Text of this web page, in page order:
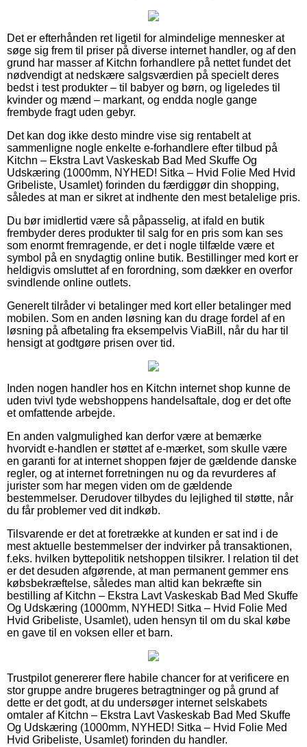
Det er efterhånden ret ligetil for almindelige mennesker at
søge sig frem til priser på diverse internet handler, og af den
grund har masser af Kitchn forhandlere på nettet fundet det
nødvendigt at nedskære salgsværdien på specielt deres
bedst i test produkter – til babyer og børn, og ligeledes til
kvinder og mænd – markant, og endda nogle gange
frembyde fragt uden gebyr.
Det kan dog ikke desto mindre vise sig rentabelt at
sammenligne nogle enkelte e-forhandlere efter tilbud på
Kitchn – Ekstra Lavt Vaskeskab Bad Med Skuffe Og
Udskæring (1000mm, NYHED! Sitka – Hvid Folie Med Hvid
Gribeliste, Usamlet) forinden du færdiggør din shopping,
således at man er sikret at indhente den mest betalelige pris.
Du bør imidlertid være så påpasselig, at ifald en butik
frembyder deres produkter til salg for en pris som kan ses
som enormt fremragende, er det i nogle tilfælde være et
symbol på en snydagtig online butik. Bestillinger med kort er
heldigvis omsluttet af en forordning, som dækker en overfor
svindlende online outlets.
Generelt tilråder vi betalinger med kort eller betalinger med
mobilen. Som en anden løsning kan du drage fordel af en
løsning på afbetaling fra eksempelvis ViaBill, når du har til
hensigt at godtgøre prisen over tid.
Inden nogen handler hos en Kitchn internet shop kunne de
uden tvivl tyde webshoppens handelsaftale, dog er det ofte
et omfattende arbejde.
En anden valgmulighed kan derfor være at bemærke
hvorvidt e-handlen er støttet af e-mærket, som skulle være
en garanti for at internet shoppen føjer de gældende danske
regler, og at internet forretningen nu og da revurderes af
jurister som har megen viden om de gældende
bestemmelser. Derudover tilbydes du lejlighed til støtte, når
du får problemer ved dit indkøb.
Tilsvarende er det at foretrække at kunden er sat ind i de
mest aktuelle bestemmelser der indvirker på transaktionen,
f.eks. hvilken byttepolitik netshoppen tilsikrer. I relation til det
er det desuden afgørende, at man permanent gemmer ens
købsbekræftelse, således man altid kan bekræfte sin
bestilling af Kitchn – Ekstra Lavt Vaskeskab Bad Med Skuffe
Og Udskæring (1000mm, NYHED! Sitka – Hvid Folie Med
Hvid Gribeliste, Usamlet), uden hensyn til om du skal købe
en gave til en voksen eller et barn.
Trustpilot genererer flere habile chancer for at verificere en
stor gruppe andre brugeres betragtninger og på grund af
dette er det godt, at du undersøger internet selskabets
omtaler af Kitchn – Ekstra Lavt Vaskeskab Bad Med Skuffe
Og Udskæring (1000mm, NYHED! Sitka – Hvid Folie Med
Hvid Gribeliste, Usamlet) forinden du handler.